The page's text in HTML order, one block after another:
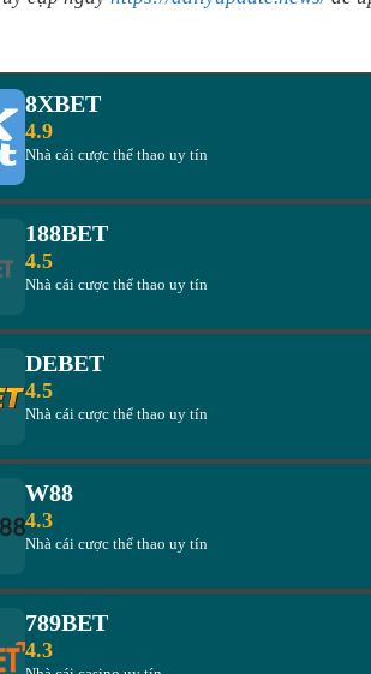
8XBET
4.9
Nhà cái cược thể thao uy tín
188BET
4.5
Nhà cái cược thể thao uy tín
DEBET
4.5
Nhà cái cược thể thao uy tín
W88
4.3
Nhà cái cược thể thao uy tín
789BET
4.3